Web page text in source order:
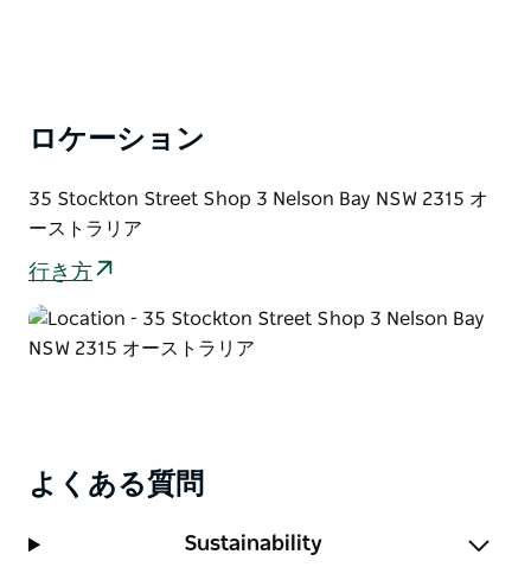
ロケーション
35 Stockton Street Shop 3 Nelson Bay NSW 2315 オ
ーストラリア
行き方
よくある質問
Sustainability